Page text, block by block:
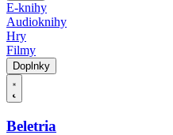
E-knihy
Audioknihy
Hry
Filmy
Doplnky
Beletria